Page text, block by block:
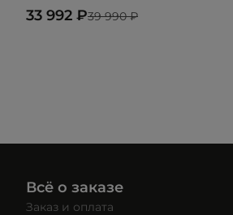
39 990 ₽
33 992 ₽
Всё о заказе
Заказ и оплата